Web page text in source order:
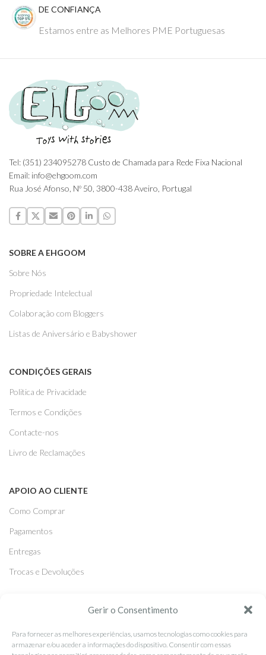
Gerir o Consentimento
Para fornecer as melhores experiências, usamos tecnologias como cookies para
armazenar e/ou aceder a informações do dispositivo. Consentir com essas
DE CONFIANÇA
Estamos entre as Melhores PME Portuguesas
Tel: (351) 234095278 Custo de Chamada para Rede Fixa Nacional
Email: info@ehgoom.com
Rua José Afonso, Nº 50, 3800-438 Aveiro, Portugal
SOBRE A EHGOOM
Sobre Nós
Propriedade Intelectual
Colaboração com Bloggers
Listas de Aniversário e Babyshower
CONDIÇÕES GERAIS
Politica de Privacidade
Termos e Condições
Contacte-nos
Livro de Reclamações
APOIO AO CLIENTE
Como Comprar
Pagamentos
Entregas
Trocas e Devoluções
Facebook
Instagram